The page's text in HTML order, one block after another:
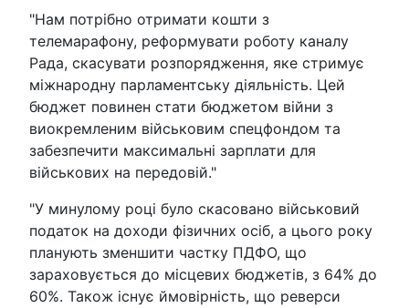
"Нам потрібно отримати кошти з
телемарафону, реформувати роботу каналу
Рада, скасувати розпорядження, яке стримує
міжнародну парламентську діяльність. Цей
бюджет повинен стати бюджетом війни з
виокремленим військовим спецфондом та
забезпечити максимальні зарплати для
військових на передовій."
"У минулому році було скасовано військовий
податок на доходи фізичних осіб, а цього року
планують зменшити частку ПДФО, що
зараховується до місцевих бюджетів, з 64% до
60%. Також існує ймовірність, що реверси